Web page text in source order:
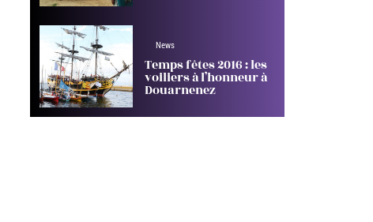
News
Temps fêtes 2016 : les
voiliers à l’honneur à
Douarnenez